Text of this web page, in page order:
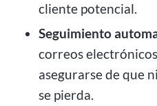
cliente potencial.
Seguimiento
correos
asegurarse de que
se pierda.